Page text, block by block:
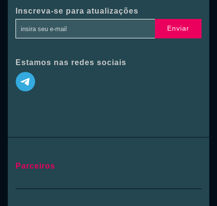
Inscreva-se para atualizações
Enviar
Estamos nas redes sociais
Parceiros